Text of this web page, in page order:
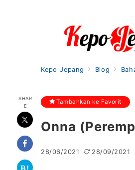
Kepo Jepang Blog
SHAR
E
Tambahkan ke Favorit
Onna
28/06/2021 28/09/2021